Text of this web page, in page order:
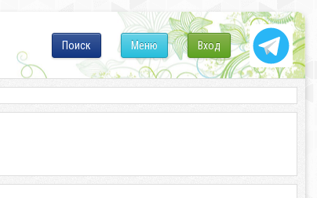
Вход
Меню
Поиск